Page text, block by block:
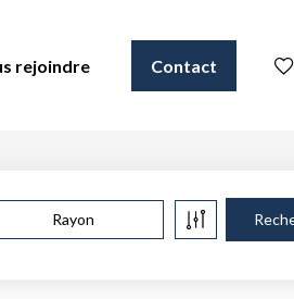
rejoindre Contact
Rayon